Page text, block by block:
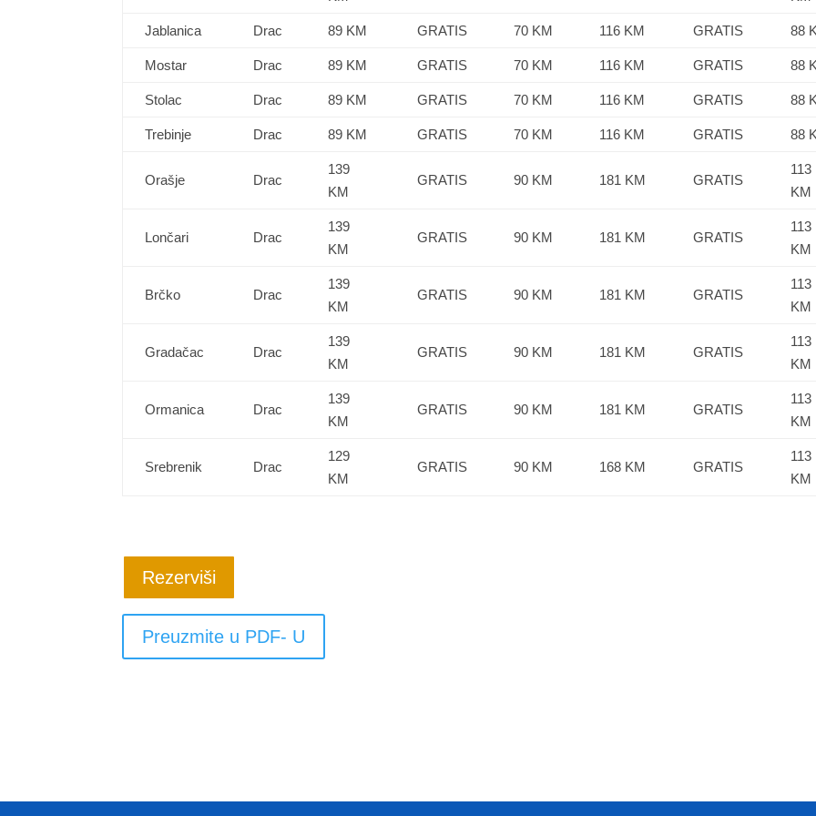
Jablanica Drac 89 KM GRATIS 70 KM 116 KM GRATIS 88
Mostar Drac 89 KM GRATIS 70 KM 116 KM GRATIS 88
Stolac Drac 89 KM GRATIS 70 KM 116 KM GRATIS 88
Trebinje Drac 89 KM GRATIS 70 KM 116 KM GRATIS 88
Orašje Drac
139
KM
GRATIS 90 KM 181 KM GRATIS
113
KM
Lončari Drac
139
KM
GRATIS 90 KM 181 KM GRATIS
113
KM
Brčko Drac
139
KM
GRATIS 90 KM 181 KM GRATIS
113
KM
Gradačac Drac
139
KM
GRATIS 90 KM 181 KM GRATIS
113
KM
Ormanica Drac
139
KM
GRATIS 90 KM 181 KM GRATIS
113
KM
Srebrenik Drac
129
KM
GRATIS 90 KM 168 KM GRATIS
113
KM
Rezerviši
Preuzmite u PDF- U